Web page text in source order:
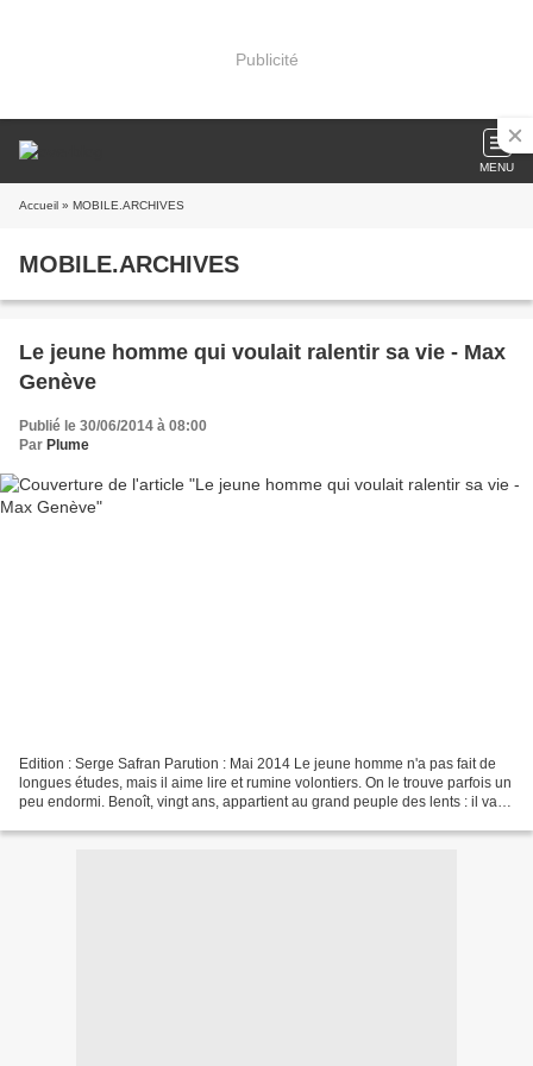
Publicité
MENU
Accueil » MOBILE.ARCHIVES
MOBILE.ARCHIVES
Le jeune homme qui voulait ralentir sa vie - Max
Genève
Publié le 30/06/2014 à 08:00
Par Plume
Edition : Serge Safran Parution : Mai 2014 Le jeune homme n'a pas fait de
longues études, mais il aime lire et rumine volontiers. On le trouve parfois un
peu endormi. Benoît, vingt ans, appartient au grand peuple des lents : il va